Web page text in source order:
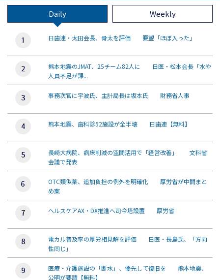
Daily Weekly
日歯連・太田会長、骨太を評価 要望「ほぼ入った」
熊本地震のJMAT、25チーム82人に 日医・松本会長「水や
人員不足が課...
事務次官に宇波氏、主計局長は坂本氏 財務省人事
熊本地震、歯科診52施設が全半壊 日歯連【無料】
長崎大病院、病床削減の空間活用で「経営改善」 文科省
会議で発表
OTC類似薬、追加負担の例外を明確化 厚労省が中間まと
め案
ヘルスケアAX・DX推進へ司令塔設置 厚労省
電カル普及率の厚労相見解を評価 日医・長島氏、「方向
性同じ」
医療・介護施設の「断水」、優先して復旧を 熊本地震、
公明が要請【無料】